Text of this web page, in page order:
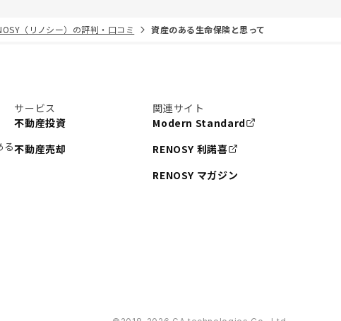
（リノシー）の評判・口コミ 資産のある生命保険と思って
る
サービス
不動産投資
不動産売却
関連サイト
Modern Standard
RENOSY 利諾喜
RENOSY マガジン